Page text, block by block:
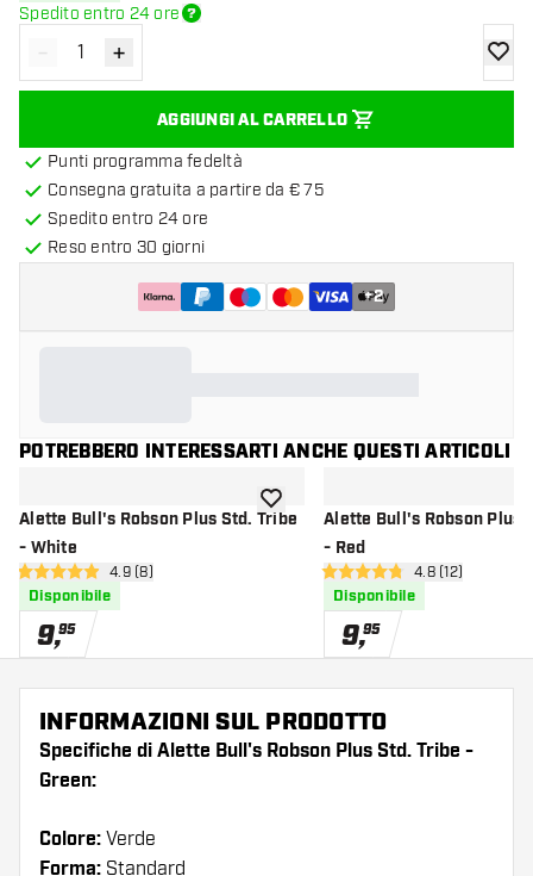
Spedito entro 24 ore
Diminuisci quantità
- Aumenta quantità
+
AGGIUNGI AL CARRELLO
Punti programma fedeltà
Consegna gratuita a partire da € 75
Spedito entro 24 ore
Reso entro 30 giorni
+2
POTREBBERO INTERESSARTI ANCHE QUESTI ARTICOLI
Alette Bull's Robson Plus Std. Tribe
- White
apri pannello recensioni
4.9 stelle di valutazione
4.9 (8)
Disponibile
9,95
aggiungi alla lista dei desideri
Alette Bull's Robson Plus
- Red
apri pannello
4.8 stelle di valutazione
4.8 (12)
Disponibile
9,95
INFORMAZIONI SUL PRODOTTO
Specifiche di Alette Bull's Robson Plus Std. Tribe -
Green:
Colore: Verde
Forma: Standard